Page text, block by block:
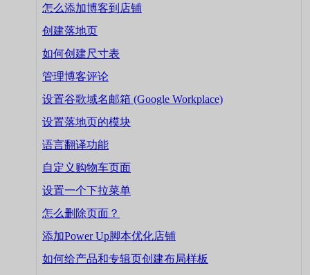
怎么添加博客到店铺
创建落地页
如何创建尺寸表
管理博客评论
设置谷歌域名邮箱 (Google Workplace)
设置落地页的模块
语言翻译功能
自定义购物车页面
设置一个下拉菜单
怎么删除页面？
添加Power Up脚本优化店铺
如何给产品和专辑页创建布局样板